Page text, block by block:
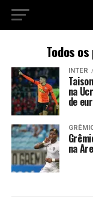
Todos
INTER
na
de
na